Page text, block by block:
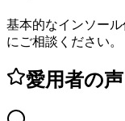
基本的なインソー
にご相談ください。
愛用者の声